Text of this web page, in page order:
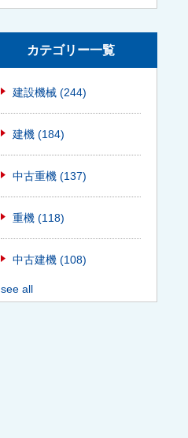
カテゴリー一覧
建設機械 (244)
建機 (184)
中古重機 (137)
重機 (118)
中古建機 (108)
see all